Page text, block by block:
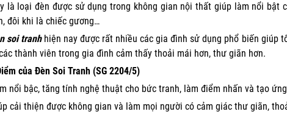
là loại đèn được sử dụng trong không gian nội thất giúp làm nổi bật
đôi khi là chiếc gương…
soi tranhhiện nay được rất nhiều các gia đình sử dụng phổ biến giúp
thành viên trong gia đình cảm thấy thoải mái hơn, thư giãn hơn.
của Đèn Soi Tranh (SG 2204/5)
nổi bậc, tăng tính nghệ thuật cho bức tranh, làm điểm nhấn và tạo
cải thiện được không gian và làm mọi người có cảm giác thư giãn,